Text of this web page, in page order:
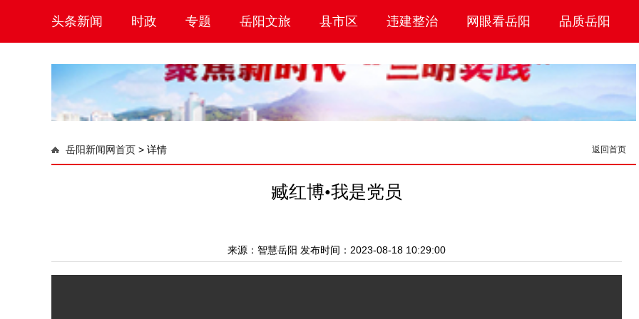
头条新闻 时政 专题 岳阳文旅 县市区 违建整治 网眼看岳阳 品质岳阳
岳阳新闻网首页 > 详情 返回首页
臧红博•我是党员
来源： 智慧岳阳 发布时间：2023-08-18 10:29:00